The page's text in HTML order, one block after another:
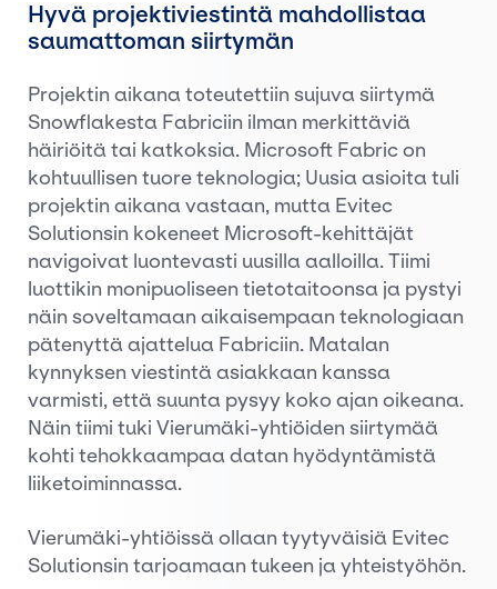
Hyvä projektiviestintä mahdollistaa
saumattoman siirtymän
Projektin aikana toteutettiin sujuva siirtymä
Snowflakesta Fabriciin ilman merkittäviä
häiriöitä tai katkoksia. Microsoft Fabric on
kohtuullisen tuore teknologia; Uusia asioita tuli
projektin aikana vastaan, mutta Evitec
Solutionsin kokeneet Microsoft-kehittäjät
navigoivat luontevasti uusilla aalloilla. Tiimi
luottikin monipuoliseen tietotaitoonsa ja pystyi
näin soveltamaan aikaisempaan teknologiaan
pätenyttä ajattelua Fabriciin. Matalan
kynnyksen viestintä asiakkaan kanssa
varmisti, että suunta pysyy koko ajan oikeana.
Näin tiimi tuki Vierumäki-yhtiöiden siirtymää
kohti tehokkaampaa datan hyödyntämistä
liiketoiminnassa.
Vierumäki-yhtiöissä ollaan tyytyväisiä Evitec
Solutionsin tarjoamaan tukeen ja yhteistyöhön.